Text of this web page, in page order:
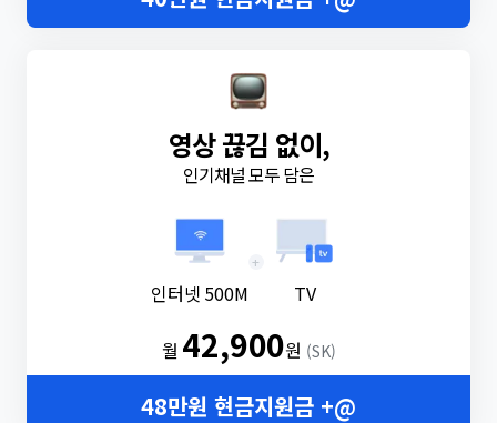
영상 끊김 없이,
인기채널 모두 담은
인터넷 500M
+
TV
월 42,900원 (SK)
48만원 현금지원금 +@